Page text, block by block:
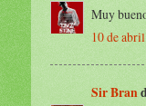
Muy
10 de
Sir Bran